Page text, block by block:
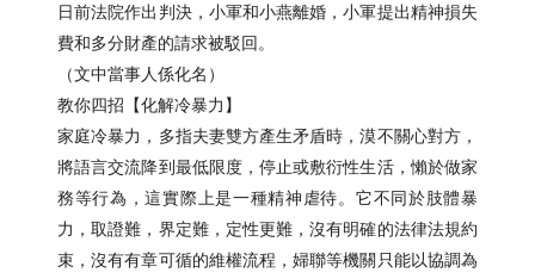
日前法院作出判決，小軍和小燕離婚，小軍提出精神損失
費和多分財產的請求被駁回。
（文中當事人係化名）
教你四招【化解冷暴力】
家庭冷暴力，多指夫妻雙方產生矛盾時，漠不關心對方，
將語言交流降到最低限度，停止或敷衍性生活，懶於做家
務等行為，這實際上是一種精神虐待。它不同於肢體暴
力，取證難，界定難，定性更難，沒有明確的法律法規約
束，沒有有章可循的維權流程，婦聯等機關只能以協調為